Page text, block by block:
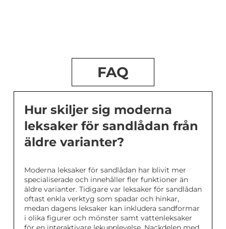
FAQ
Hur skiljer sig moderna
leksaker för sandlådan från
äldre varianter?
Moderna leksaker för sandlådan har blivit mer
specialiserade och innehåller fler funktioner än
äldre varianter. Tidigare var leksaker för sandlådan
oftast enkla verktyg som spadar och hinkar,
medan dagens leksaker kan inkludera sandformar
i olika figurer och mönster samt vattenleksaker